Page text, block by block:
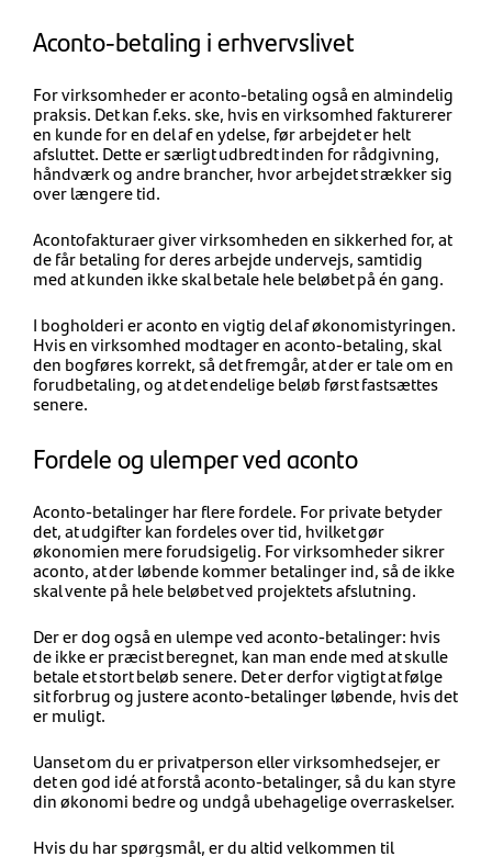
Aconto-betaling i erhvervslivet
For virksomheder er aconto-betaling også en almindelig
praksis. Det kan f.eks. ske, hvis en virksomhed fakturerer
en kunde for en del af en ydelse, før arbejdet er helt
afsluttet. Dette er særligt udbredt inden for rådgivning,
håndværk og andre brancher, hvor arbejdet strækker sig
over længere tid.
Acontofakturaer giver virksomheden en sikkerhed for, at
de får betaling for deres arbejde undervejs, samtidig
med at kunden ikke skal betale hele beløbet på én gang.
I bogholderi er aconto en vigtig del af økonomistyringen.
Hvis en virksomhed modtager en aconto-betaling, skal
den bogføres korrekt, så det fremgår, at der er tale om en
forudbetaling, og at det endelige beløb først fastsættes
senere.
Fordele og ulemper ved aconto
Aconto-betalinger har flere fordele. For private betyder
det, at udgifter kan fordeles over tid, hvilket gør
økonomien mere forudsigelig. For virksomheder sikrer
aconto, at der løbende kommer betalinger ind, så de ikke
skal vente på hele beløbet ved projektets afslutning.
Der er dog også en ulempe ved aconto-betalinger: hvis
de ikke er præcist beregnet, kan man ende med at skulle
betale et stort beløb senere. Det er derfor vigtigt at følge
sit forbrug og justere aconto-betalinger løbende, hvis det
er muligt.
Uanset om du er privatperson eller virksomhedsejer, er
det en god idé at forstå aconto-betalinger, så du kan styre
din økonomi bedre og undgå ubehagelige overraskelser.
Hvis du har spørgsmål, er du altid velkommen til